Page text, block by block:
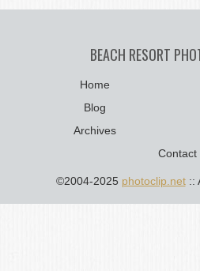
BEACH RESORT
Home
Blog
Archives
Contact
©2004-2025 photoclip.net::